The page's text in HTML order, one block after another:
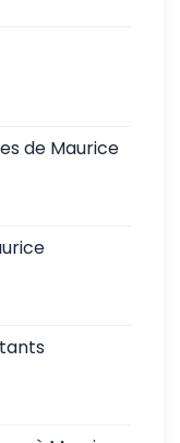
de Maurice